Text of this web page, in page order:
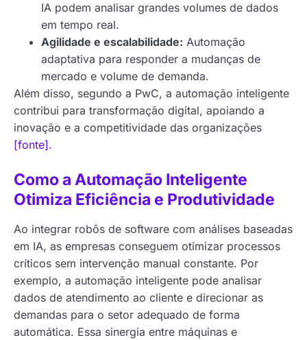
IA podem analisar grandes volumes de dados
em tempo real.
Agilidade e escalabilidade: Automação
adaptativa para responder a mudanças de
mercado e volume de demanda.
Além disso, segundo a PwC, a automação inteligente
contribui para transformação digital, apoiando a
inovação e a competitividade das organizações
[fonte].
Como a Automação Inteligente
Otimiza Eficiência e Produtividade
Ao integrar robôs de software com análises baseadas
em IA, as empresas conseguem otimizar processos
críticos sem intervenção manual constante. Por
exemplo, a automação inteligente pode analisar
dados de atendimento ao cliente e direcionar as
demandas para o setor adequado de forma
automática. Essa sinergia entre máquinas e